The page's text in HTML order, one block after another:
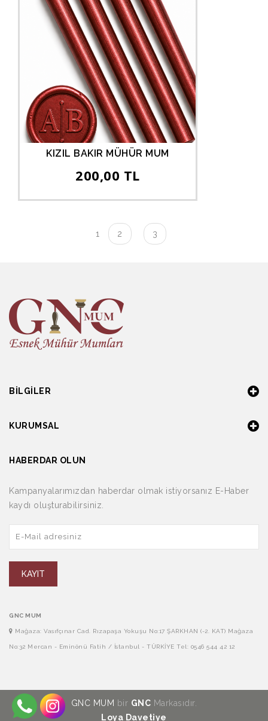
KIZIL BAKIR MÜHÜR MUM
200,00 TL
1 2 3
BILGILER
KURUMSAL
HABERDAR OLUN
Kampanyalarımızdan haberdar olmak istiyorsanız E-Haber
kaydı oluşturabilirsiniz.
KAYIT
GNC MUM
Mağaza: Vasıfçınar Cad. Rızapaşa Yokuşu No:17 ŞARKHAN (-2. KAT) Mağaza
No:32 Mercan - Eminönü Fatih / İstanbul - TÜRKİYE Tel: 0546 544 42 12
GNC MUM bir GNC Markasıdır.
Loya Davetiye